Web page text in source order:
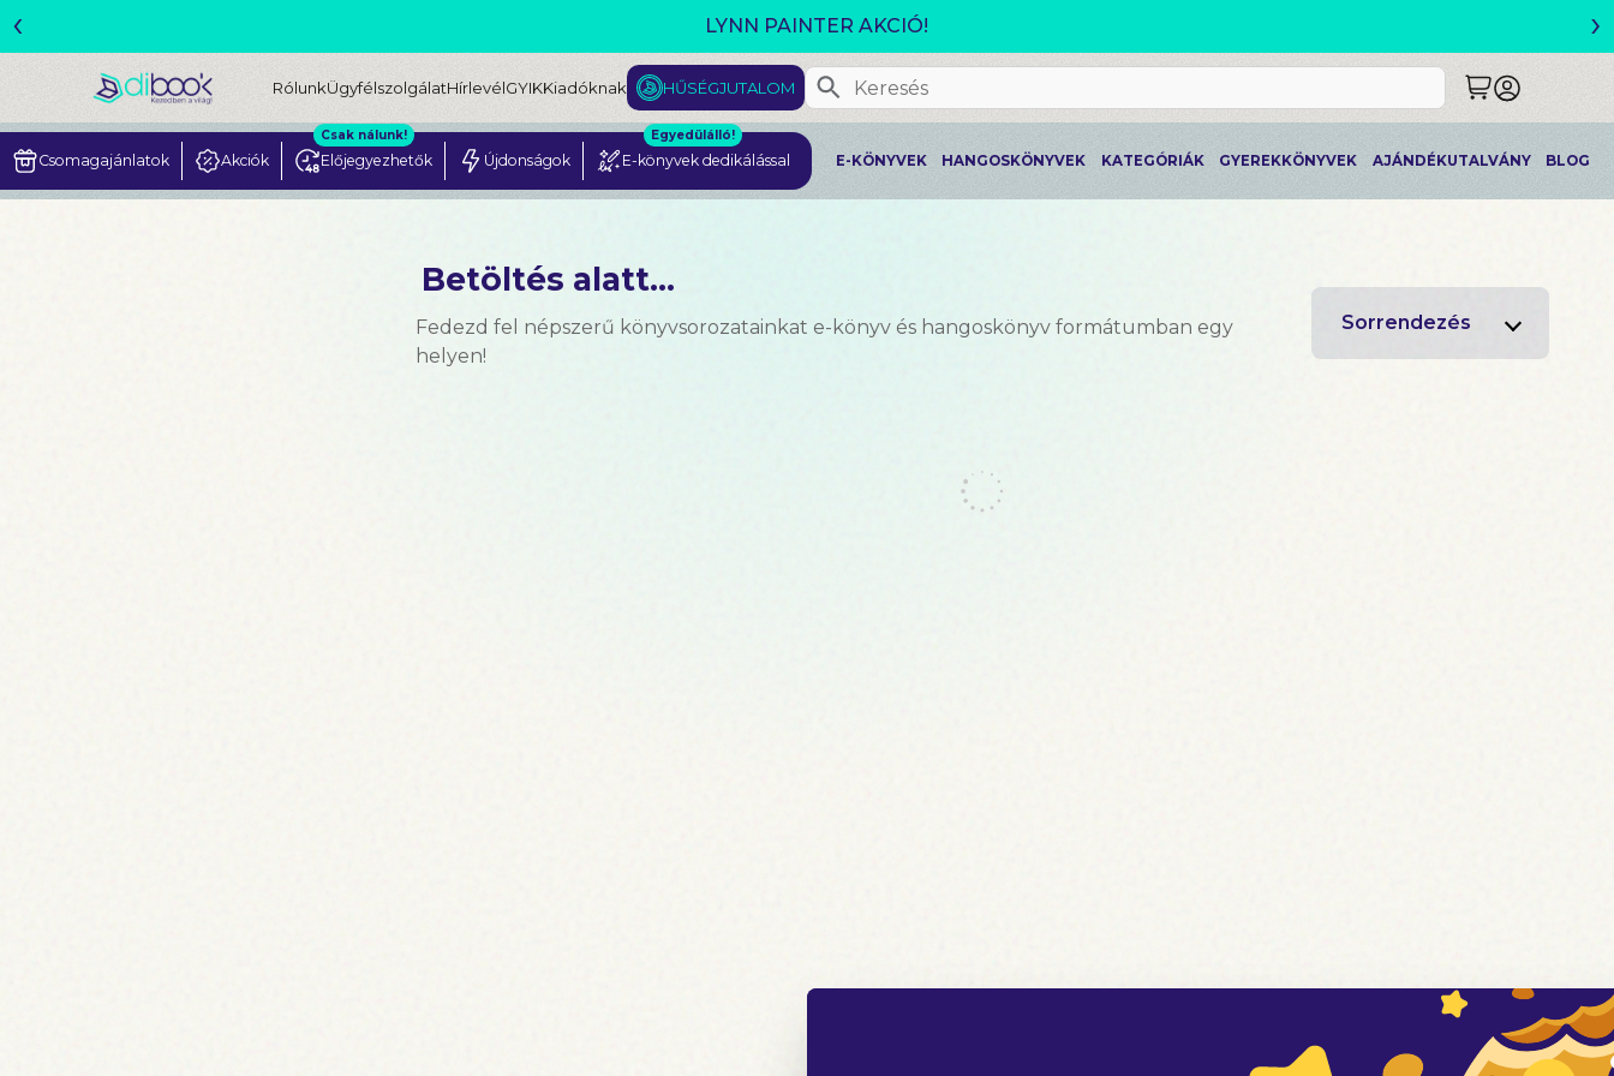
MEGJELENT! L. J. SHEN: LEGVADABB ÁLMAIMBAN SZERETLEK
‹ ›
RólunkÜgyfélszolgálatHírlevélGYIKKiadóknak HŰSÉGJUTALOM
Csomagajánlatok Akciók Előjegyezhetők
Csak nálunk!
Újdonságok E-könyvek dedikálással
Egyedülálló!
E-KÖNYVEK HANGOSKÖNYVEK KATEGÓRIÁK GYEREKKÖNYVEK AJÁNDÉKUTALVÁNY BLOG
Betöltés alatt...
Fedezd fel népszerű könyvsorozatainkat e-könyv és hangoskönyv formátumban egy
helyen!
Sorrendezés